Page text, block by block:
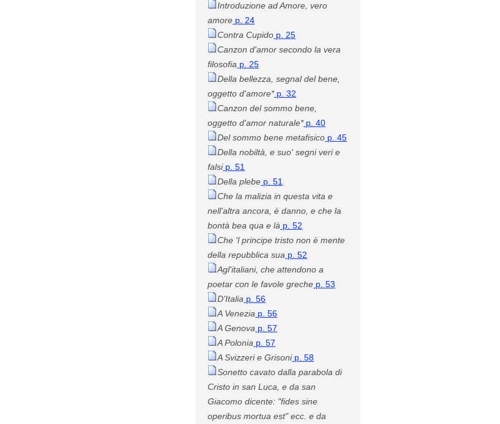
Introduzione ad Amore, vero
amore p. 24
Contra Cupido p. 25
Canzon d'amor secondo la vera
filosofia p. 25
Della bellezza, segnal del bene,
oggetto d'amore*p. 32
Canzon del sommo bene,
oggetto d'amor naturale*p. 40
Del sommo bene metafisico p. 45
Della nobiltà, e suo' segni veri e
falsip. 51
Della plebe p. 51
Che la malizia in questa vita e
nell'altra ancora, è danno, e che la
bontà bea qua e là p. 52
Che 'l principe tristo non è mente
della repubblica sua p. 52
Agl'italiani, che attendono a
poetar con le favole greche p. 53
D'Italia p. 56
A Venezia p. 56
A Genova p. 57
A Polonia p. 57
A Svizzeri e Grisonip. 58
Sonetto cavato dalla parabola di
Cristo in san Luca, e da san
Giacomo dicente: "fides sine
operibus mortua est" ecc. e da